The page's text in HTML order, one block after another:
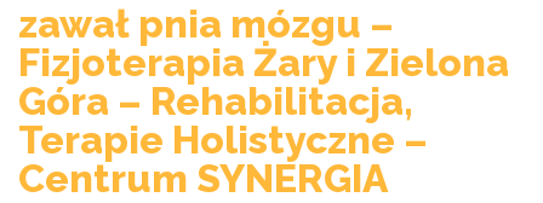
zawał pnia mózgu –
Fizjoterapia Żary i Zielona
Góra – Rehabilitacja,
Terapie Holistyczne –
Centrum SYNERGIA